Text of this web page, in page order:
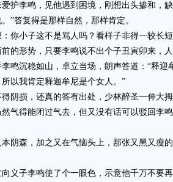
李鸣，见他遇到困境，刚想出头掺和，缺
”答复得是那样自然，那样肯定。
小子这不是骂人吗？看样子非得一较长短
形势，只要李鸣说不出个子丑寅卯来，人
沉稳如山，卓立当场，朗声答道：“释迎
以我肯定释迦牟尼是个女人。”
损，还真的答有出处，少林醉圣一伸大拇
得能闭过气去，但又没有话可以驳回李鸣
森，加之又在气恼头上，那张又黑又瘦的
子李鸣使了个一眼色，示意他千万不要再